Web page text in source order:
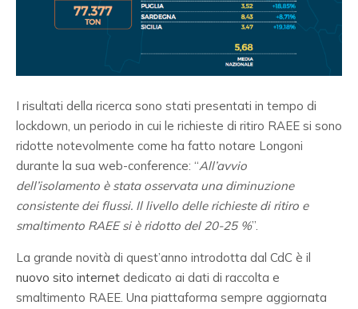
I risultati della ricerca sono stati presentati in tempo di
lockdown, un periodo in cui le richieste di ritiro RAEE si sono
ridotte notevolmente come ha fatto notare Longoni
durante la sua web-conference: “All’avvio
dell’isolamento è stata osservata una diminuzione
consistente dei flussi. Il livello delle richieste di ritiro e
smaltimento RAEE si è ridotto del 20-25 %”.
La grande novità di quest’anno introdotta dal CdC è il
nuovo sito internet dedicato ai dati di raccolta e
smaltimento RAEE. Una piattaforma sempre aggiornata